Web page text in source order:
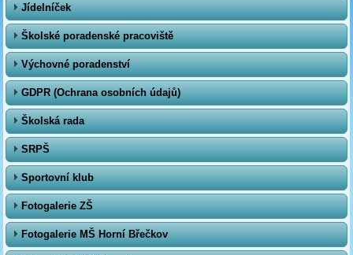
Jídelníček
Školské poradenské pracoviště
Výchovné poradenství
GDPR (Ochrana osobních údajů)
Školská rada
SRPŠ
Sportovní klub
Fotogalerie ZŠ
Fotogalerie MŠ Horní Břečkov